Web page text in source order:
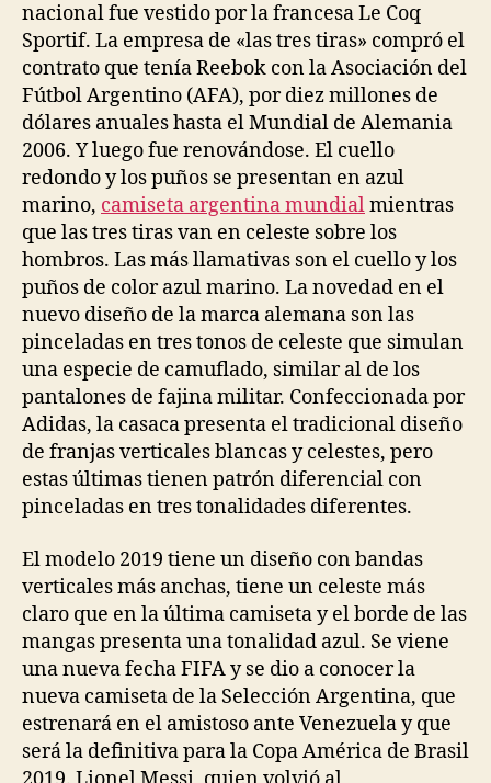
nacional fue vestido por la francesa Le Coq
Sportif. La empresa de «las tres tiras» compró el
contrato que tenía Reebok con la Asociación del
Fútbol Argentino (AFA), por diez millones de
dólares anuales hasta el Mundial de Alemania
2006. Y luego fue renovándose. El cuello
redondo y los puños se presentan en azul
marino, camiseta argentina mundialmientras
que las tres tiras van en celeste sobre los
hombros. Las más llamativas son el cuello y los
puños de color azul marino. La novedad en el
nuevo diseño de la marca alemana son las
pinceladas en tres tonos de celeste que simulan
una especie de camuflado, similar al de los
pantalones de fajina militar. Confeccionada por
Adidas, la casaca presenta el tradicional diseño
de franjas verticales blancas y celestes, pero
estas últimas tienen patrón diferencial con
pinceladas en tres tonalidades diferentes.
El modelo 2019 tiene un diseño con bandas
verticales más anchas, tiene un celeste más
claro que en la última camiseta y el borde de las
mangas presenta una tonalidad azul. Se viene
una nueva fecha FIFA y se dio a conocer la
nueva camiseta de la Selección Argentina, que
estrenará en el amistoso ante Venezuela y que
será la definitiva para la Copa América de Brasil